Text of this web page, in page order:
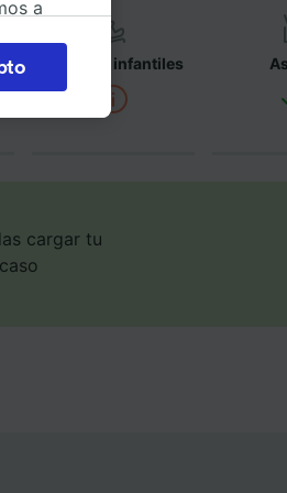
Asientos infantiles
cargar tu
a
la
las